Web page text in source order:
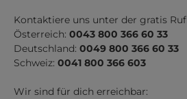
Kontaktiere uns unter der gratis
Österreich: 0043 800 366 60 33
Deutschland: 0049 800 366 60 33
Schweiz: 0041 800 366 603
Wir sind für dich erreichbar: